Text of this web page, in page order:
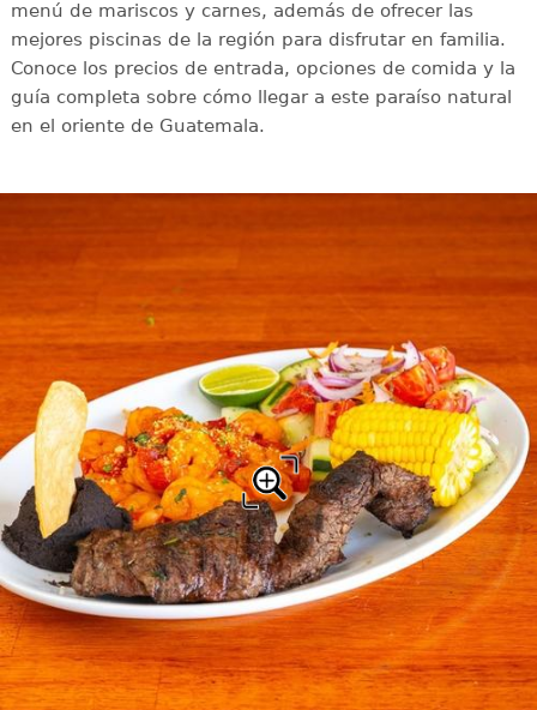
menú de mariscos y carnes, además de ofrecer las
mejores piscinas de la región para disfrutar en familia.
Conoce los precios de entrada, opciones de comida y la
guía completa sobre cómo llegar a este paraíso natural
en el oriente de Guatemala.